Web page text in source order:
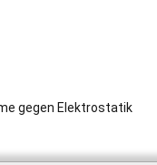
gegen Elektrostatik